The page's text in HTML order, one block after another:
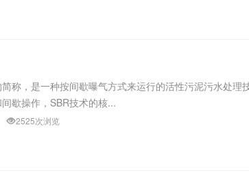
称，是一种按间歇曝气方式来运行的活性污泥污水处理
歇操作，SBR技术的核...
2525次浏览